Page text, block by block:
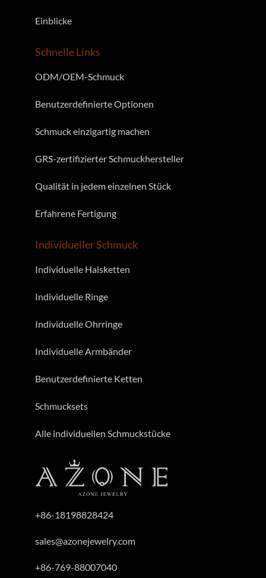
+86-18198828424
sales@azonejewelry.com
+86-769-88007040
Individueller Schmuck
Individuelle Halsketten
Individuelle Ringe
Individuelle Ohrringe
Individuelle Armbänder
Benutzerdefinierte Ketten
Schmucksets
Alle individuellen Schmuckstücke
Schnelle Links
ODM/OEM-Schmuck
Benutzerdefinierte Optionen
Schmuck einzigartig machen
GRS-zertifizierter Schmuckhersteller
Qualität in jedem einzelnen Stück
Erfahrene Fertigung
Einblicke